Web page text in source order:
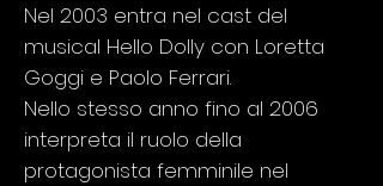
Nel 2003 entra nel cast del
musical Hello Dolly con Loretta
Goggi e Paolo Ferrari.
Nello stesso anno fino al 2006
interpreta il ruolo della
protagonista femminile nel